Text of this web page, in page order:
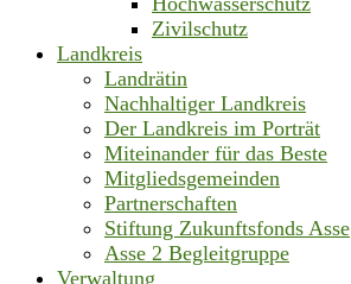
Zivilschutz
Landkreis
Landrätin
Nachhaltiger Landkreis
Der Landkreis im Porträt
Miteinander für das Beste
Mitgliedsgemeinden
Partnerschaften
Stiftung Zukunftsfonds Asse
Asse 2 Begleitgruppe
Verwaltung